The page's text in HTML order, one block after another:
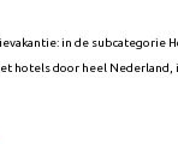
in de
hotels door heel